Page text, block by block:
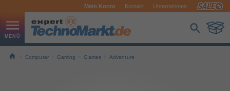
Mein Konto Kontakt Unternehmen
Computer Gaming Games Adventure